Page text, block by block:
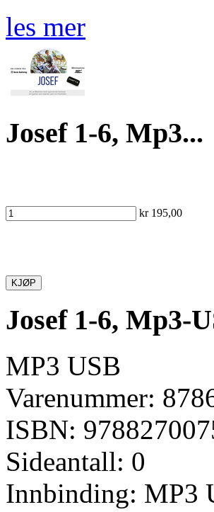
les mer
Josef 1-6, Mp3...
kr 195,00
KJØP
Josef 1-6, Mp3-
MP3 USB
Varenummer:
ISBN:
Sideantall: 0
Innbinding: MP3